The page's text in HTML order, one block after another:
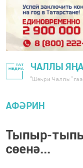
ЧАЛЛЫ
"Шәһри Чаллы"
АФӘРИН
Тыпыр-
сөенә...